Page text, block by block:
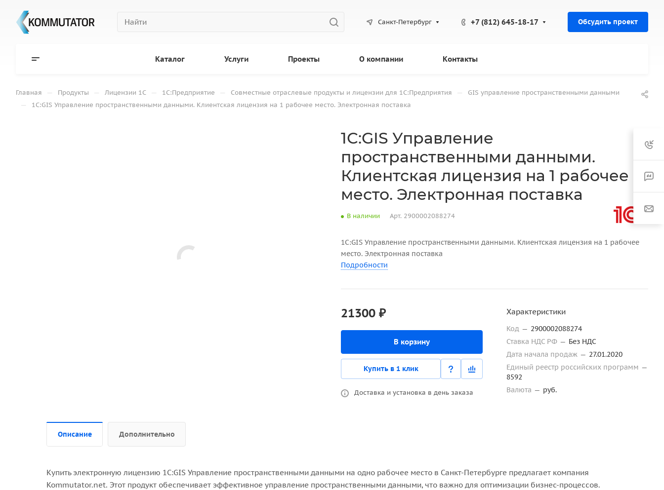
Санкт-Петербург +7 (812) 645-18-17 Обсудить проект
Каталог Услуги Проекты О компании Контакты
Главная — Продукты — Лицензии 1С — 1С:Предприятие — Совместные отраслевые продукты и лицензии для 1С:Предприятия — GIS управление пространственными данными
— 1С:GIS Управление пространственными данными. Клиентская лицензия на 1 рабочее место. Электронная поставка
1С:GIS Управление
пространственными данными.
Клиентская лицензия на 1 рабочее
место. Электронная поставка
В наличии Арт. 2900002088274
1С:GIS Управление пространственными данными. Клиентская лицензия на 1 рабочее
место. Электронная поставка
Подробности
21300 ₽
В корзину
Купить в 1 клик
Доставка и установка в день заказа
Характеристики
Код — 2900002088274
Ставка НДС РФ — Без НДС
Дата начала продаж — 27.01.2020
Единый реестр российских программ —
8592
Валюта — руб.
Описание Дополнительно
Купить электронную лицензию 1С:GIS Управление пространственными данными на одно рабочее место в Санкт-Петербурге предлагает компания
Kommutator.net. Этот продукт обеспечивает эффективное управление пространственными данными, что важно для оптимизации бизнес-процессов.